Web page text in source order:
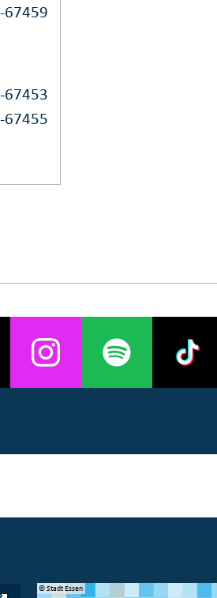
67459
67453
67455
© Stadt Essen